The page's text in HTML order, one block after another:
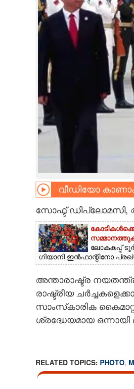
CARTOONS
LITERATURE
CONTACT US
വീഡിയോ
സോഫ്ട് ഡിപ്ലോമസി,
ലോകകപ്പ്
ഗിയാനി ഇൻഫാന്റിനോ
അന്താരാഷ്ട്ര
രാഷ്ട്രീയ
സാംസ്‌കാരിക
ശ്രദ്ധേയമായ
RELATED TOPICS: PHOTO,